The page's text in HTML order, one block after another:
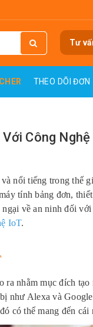
Tư
THEO DÕI ĐƠN
Công
nổi tiếng trong thế
tính bảng đơn,
về an ninh đối
IoT.
ra nhằm mục đích
như Alexa và
có thể mang đến